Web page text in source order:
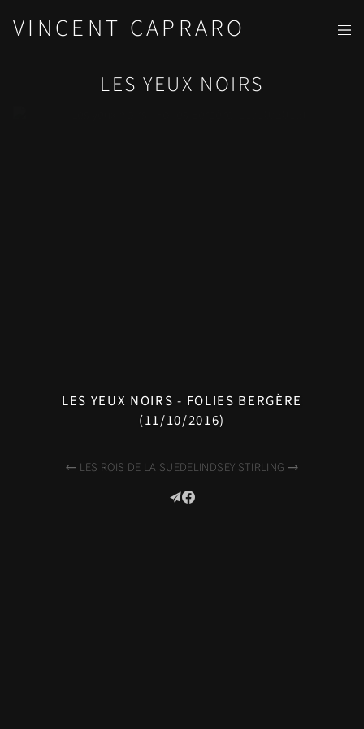
VINCENT CAPRARO
LES YEUX NOIRS
LES YEUX NOIRS - FOLIES BERGÈRE
(11/10/2016)
LES ROIS DE LA SUEDELINDSEY STIRLING